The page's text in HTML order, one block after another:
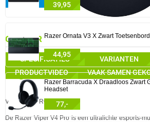
❮
VOOR DE PRO.
De Razer Viper V4 Pro is een ultralichte esports-
GA NAAR
SPECIFICATIES VARIANTEN
PRODUCTVIDEO
VAAK SAMEN
39,95
Razer Ornata V3 X Zwart Toetsenbord
44,95
Razer Barracuda X Draadloos Zwart
Headset
77,-